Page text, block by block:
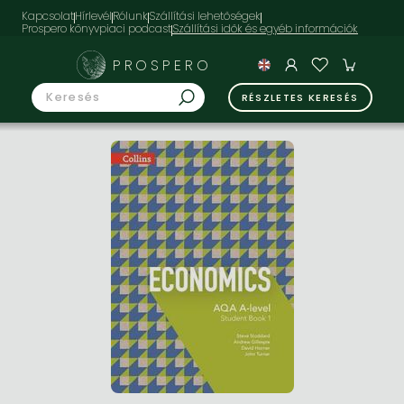
KapcsolatHírlevélRólunkSzállítási lehetőségek
Prospero könyvpiaci podcast
PROSPERO
RÉSZLETES KERESÉS